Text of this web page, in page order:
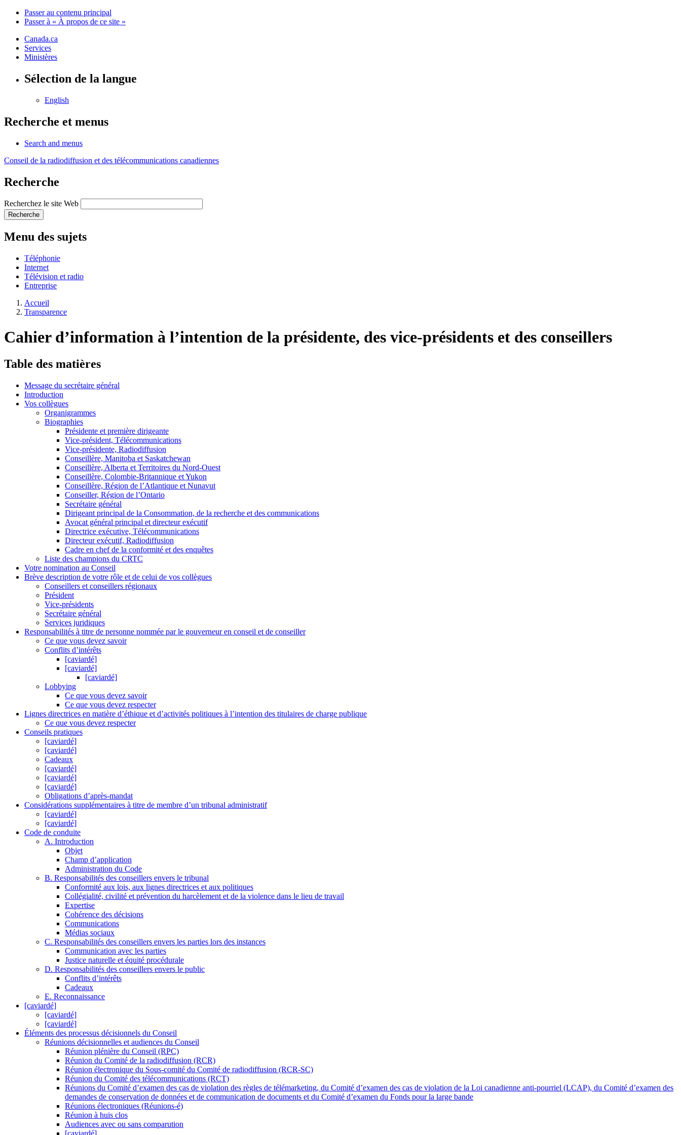
Passer au contenu principal
Passer à « À propos de ce site »
Canada.ca
Services
Ministères
Sélection de la langue
English
Recherche et menus
Search and menus
Conseil de la radiodiffusion et des télécommunications canadiennes
Recherche
Recherchez le site Web
Recherche
Menu des sujets
Téléphonie
Internet
Télévision et radio
Entreprise
Accueil
Transparence
Cahier d’information à l’intention de la présidente, des vice-présidents et des conseillers
Table des matières
Message du secrétaire général
Introduction
Vos collègues
Organigrammes
Biographies
Présidente et première dirigeante
Vice-président, Télécommunications
Vice-présidente, Radiodiffusion
Conseillère, Manitoba et Saskatchewan
Conseillère, Alberta et Territoires du Nord-Ouest
Conseillère, Colombie-Britannique et Yukon
Conseillère, Région de l’Atlantique et Nunavut
Conseiller, Région de l’Ontario
Secrétaire général
Dirigeant principal de la Consommation, de la recherche et des communications
Avocat général principal et directeur exécutif
Directrice exécutive, Télécommunications
Directeur exécutif, Radiodiffusion
Cadre en chef de la conformité et des enquêtes
Liste des champions du CRTC
Votre nomination au Conseil
Brève description de votre rôle et de celui de vos collègues
Conseillers et conseillers régionaux
Président
Vice-présidents
Secrétaire général
Services juridiques
Responsabilités à titre de personne nommée par le gouverneur en conseil et de conseiller
Ce que vous devez savoir
Conflits d’intérêts
[caviardé]
[caviardé]
[caviardé]
Lobbying
Ce que vous devez savoir
Ce que vous devez respecter
Lignes directrices en matière d’éthique et d’activités politiques à l’intention des titulaires de charge publique
Ce que vous devez respecter
Conseils pratiques
[caviardé]
[caviardé]
Cadeaux
[caviardé]
[caviardé]
[caviardé]
Obligations d’après-mandat
Considérations supplémentaires à titre de membre d’un tribunal administratif
[caviardé]
[caviardé]
Code de conduite
A. Introduction
Objet
Champ d’application
Administration du Code
B. Responsabilités des conseillers envers le tribunal
Conformité aux lois, aux lignes directrices et aux politiques
Collégialité, civilité et prévention du harcèlement et de la violence dans le lieu de travail
Expertise
Cohérence des décisions
Communications
Médias sociaux
C. Responsabilités des conseillers envers les parties lors des instances
Communication avec les parties
Justice naturelle et équité procédurale
D. Responsabilités des conseillers envers le public
Conflits d’intérêts
Cadeaux
E. Reconnaissance
[caviardé]
[caviardé]
[caviardé]
Éléments des processus décisionnels du Conseil
Réunions décisionnelles et audiences du Conseil
Réunion plénière du Conseil (RPC)
Réunion du Comité de la radiodiffusion (RCR)
Réunion électronique du Sous-comité du Comité de radiodiffusion (RCR-SC)
Réunion du Comité des télécommunications (RCT)
Réunions du Comité d’examen des cas de violation des règles de télémarketing, du Comité d’examen des cas de violation de la Loi canadienne anti-pourriel (LCAP), du Comité d’examen des
demandes de conservation de données et de communication de documents et du Comité d’examen du Fonds pour la large bande
Réunions électroniques (Réunions-é)
Réunion à huis clos
Audiences avec ou sans comparution
[caviardé]